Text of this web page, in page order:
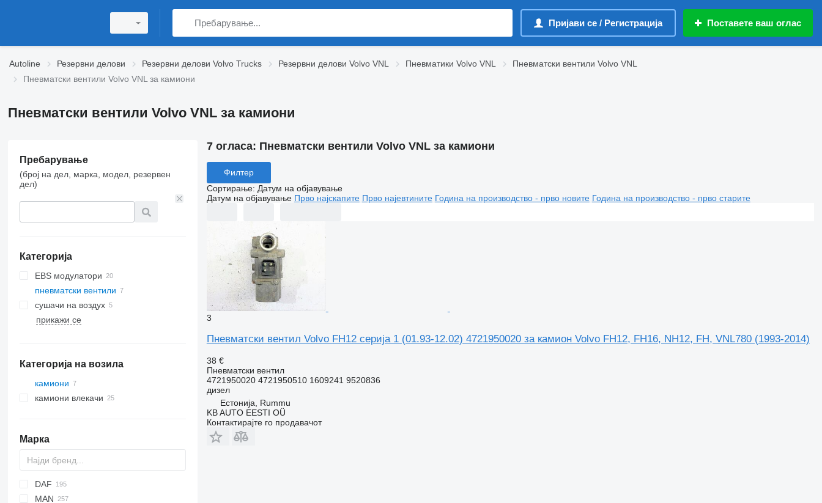
Пријави се / Регистрација Поставете ваш оглас
Autoline Резервни делови Резервни делови Volvo Trucks Резервни делови Volvo VNL Пневматики Volvo VNL
Пневматски вентили Volvo VNL
Пневматски вентили Volvo VNL за камиони
Пневматски вентили Volvo VNL за камиони
Пребарување
(број на дел, марка, модел, резервен
дел)
Категорија
EBS модулатори
пневматски вентили
сушачи на воздух
прикажи се
Категорија на возила
камиони
камиони влекачи
Марка
DAF
CF
F-MAX
EuroCargo
MAN
7 огласа: Пневматски вентили Volvo VNL за камиони
Филтер
Сортирање: Датум на објавување
Датум на објавување Прво најскапите Прво најевтините Година на производство - прво новите Година на производство - прво старите
3
Пневматски вентил Volvo FH12 серија 1 (01.93-12.02) 4721950020 за камион Volvo FH12, FH16, NH12, FH, VNL780 (1993-2014)
38 €
Пневматски вентил
4721950020 4721950510 1609241 9520836
дизел
Естонија, Rummu
KB AUTO EESTI OÜ
Контактирајте го продавачот